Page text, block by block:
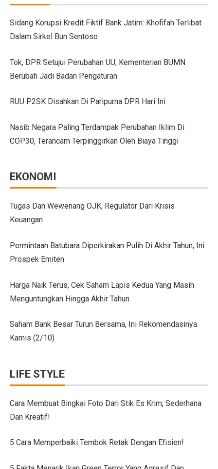
GIIAS Bandung 2025: Sinergi Pemerintah, Industri,
Trio Unggulan Suzuki di GIIAS Bandung 2025:
Daihatsu Rocky Diluncurkan di GIIAS: SUV Kompak
Hyundai Akan Rilis Mobil Listrik Baru Tahun Ini
28 Kendaraan Perusahaan di Aceh Tamiang Pakai
Pengalaman Pertama Mengemudi Jaecoo J8, SUV
Persaingan BMW dan Mercedes-Benz Hadapi Bebas
Citroen C3 Sport dan Jeep Gladiator Meluncur di
Uji Coba Mobil SUV JAECOO J8 SHS ARDIS di
Jeep Gladiator Sport Tampil di GIIAS Bandung 2025
GIIAS Bandung 2025: Konsistensi 54 Tahun Toyota
10 Model Batu Alam Dinding Minimalis Terbaru
Cara Membuat Bingkai Foto dari Stik Es Krim,
Sidang Korupsi Kredit Fiktif Bank Jatim: Khofifah Terlibat
Dalam Sirkel Bun Sentoso
Tok, DPR Setujui Perubahan UU, Kementerian BUMN
Berubah Jadi Badan Pengaturan
RUU P2SK Disahkan Di Paripurna DPR Hari Ini
Nasib Negara Paling Terdampak Perubahan Iklim Di
COP30, Terancam Terpinggirkan Oleh Biaya Tinggi
EKONOMI
Tugas Dan Wewenang OJK, Regulator Dari Krisis
Keuangan
Permintaan Batubara Diperkirakan Pulih Di Akhir Tahun, Ini
Prospek Emiten
Harga Naik Terus, Cek Saham Lapis Kedua Yang Masih
Menguntungkan Hingga Akhir Tahun
Saham Bank Besar Turun Bersama, Ini Rekomendasinya
Kamis (2/10)
LIFE STYLE
Cara Membuat Bingkai Foto Dari Stik Es Krim, Sederhana
Dan Kreatif!
5 Cara Memperbaiki Tembok Retak Dengan Efisien!